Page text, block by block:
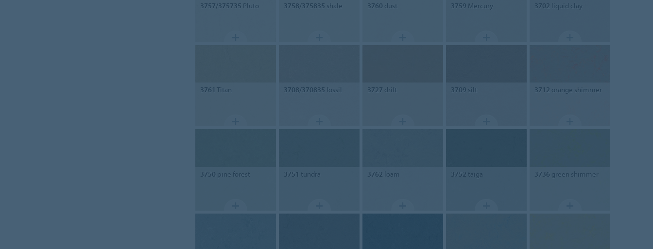
3757/375735 Pluto 3758/375835 shale 3760 dust 3759 Mercury 3702 liquid clay
3761 Titan 3708/370835 fossil 3727 drift 3709 silt 3712 orange shimmer
3750 pine forest 3751 tundra 3762 loam 3752 taiga 3736 green shimmer